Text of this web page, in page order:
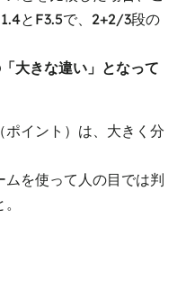
とF3.5で、2+2/3段の
大きな違い」となって
イント）は、大きく分
を使って人の目では判